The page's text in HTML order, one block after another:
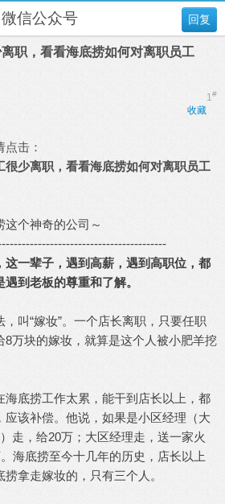
回复
微信公众号
职，看看海底捞如何对离职员工
1#
收藏
击：
很少离职，看看海底捞如何对离职员工
这个神奇的公司～
这一辈子，遇到高薪，遇到高职位，都
到老板的尊重和了解。
叫“嫁妆”。一个店长离职，只要任职
8万块的嫁妆，就算是这个人被小肥羊挖
海底捞工作太累，能干到店长以上，都
应该补偿。他说，如果是小区经理（大
走，给20万；大区经理走，送一家火
海底捞至今十几年的历史，店长以上
拿走嫁妆的，只有三个人。